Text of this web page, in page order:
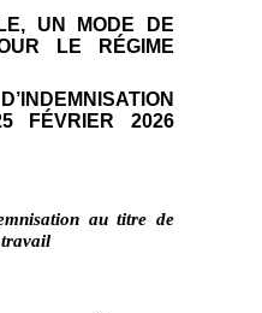
UN MODE DE
LE RÉGIME
FÉVRIER
2026
au titre de
travail